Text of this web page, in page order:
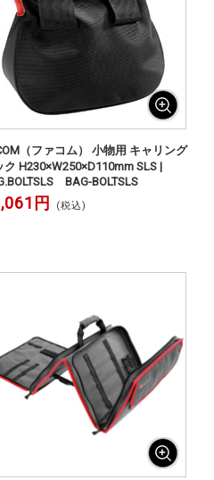
（ファコム） 小物用 キャリング
ク H230×W250×D110mm SLS |
BAG-BOLTSLS
円 (税込)